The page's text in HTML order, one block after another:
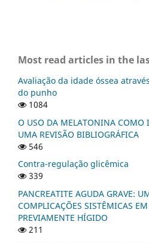
Most read articles in the
Avaliação da idade óssea
do punho
1084
O USO DA MELATONINA COMO
UMA REVISÃO BIBLIOGRÁFICA
546
Contra-regulação glicêmica
339
PANCREATITE AGUDA GRAVE:
COMPLICAÇÕES SISTÊMICAS
PREVIAMENTE HÍGIDO
211